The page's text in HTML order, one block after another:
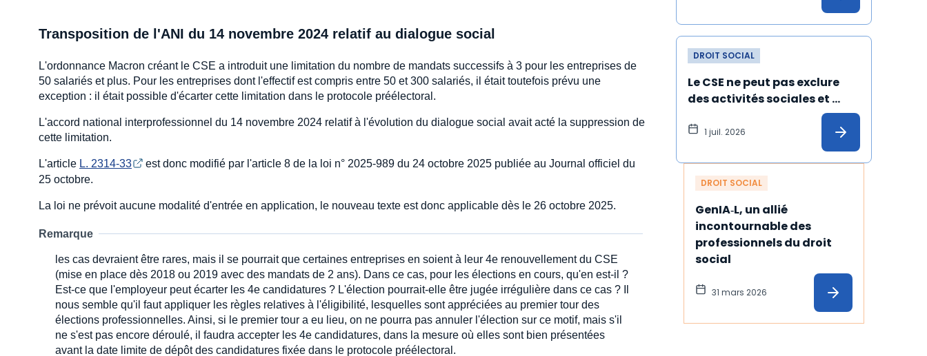
Transposition de l'ANI du 14 novembre 2024 relatif au dialogue social
L'ordonnance Macron créant le CSE a introduit une limitation du nombre de mandats successifs à 3 pour les entreprises de
50 salariés et plus. Pour les entreprises dont l'effectif est compris entre 50 et 300 salariés, il était toutefois prévu une
exception : il était possible d'écarter cette limitation dans le protocole préélectoral.
L'accord national interprofessionnel du 14 novembre 2024 relatif à l'évolution du dialogue social avait acté la suppression de
cette limitation.
L'article L. 2314-33
est donc modifié par l'article 8 de la loi n° 2025-989 du 24 octobre 2025 publiée au Journal officiel du
25 octobre.
La loi ne prévoit aucune modalité d'entrée en application, le nouveau texte est donc applicable dès le 26 octobre 2025.
Remarque
les cas devraient être rares, mais il se pourrait que certaines entreprises en soient à leur 4e renouvellement du CSE
(mise en place dès 2018 ou 2019 avec des mandats de 2 ans). Dans ce cas, pour les élections en cours, qu'en est-il ?
Est-ce que l'employeur peut écarter les 4e candidatures ? L'élection pourrait-elle être jugée irrégulière dans ce cas ? Il
nous semble qu'il faut appliquer les règles relatives à l'éligibilité, lesquelles sont appréciées au premier tour des
élections professionnelles. Ainsi, si le premier tour a eu lieu, on ne pourra pas annuler l'élection sur ce motif, mais s'il
ne s'est pas encore déroulé, il faudra accepter les 4e candidatures, dans la mesure où elles sont bien présentées
avant la date limite de dépôt des candidatures fixée dans le protocole préélectoral.
DROIT SOCIAL
Le CSE ne peut pas exclure
des activités sociales et
absents depuis un certain
1 juil. 2026
DROIT SOCIAL
GenIA‑L, un allié
incontournable des
professionnels du droit
social
31 mars 2026